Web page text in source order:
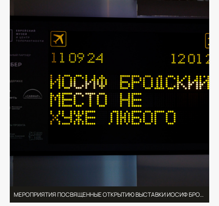
МЕРОПРИЯТИЯ ПОСВЯЩЕННЫЕ ОТКРЫТИЮ ВЫСТАВКИ ИОСИФ БРОДСКИЙ — МЕСТО НЕ ХУЖЕ ЛЮБОГО